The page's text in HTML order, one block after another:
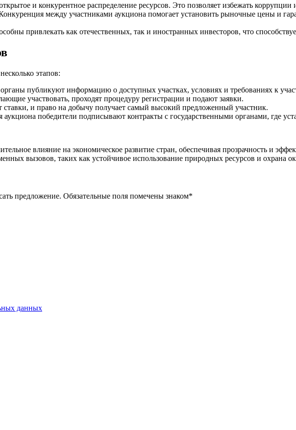
и конкурентное распределение ресурсов. Это позволяет избежать
между участниками аукциона помогает установить рыночные цены и
привлекать как отечественных, так и иностранных инвесторов, что
этапов:
публикуют информацию о доступных участках, условиях и требованиях к
участвовать, проходят процедуру регистрации и подают заявки.
ставки, и право на добычу получает самый высокий предложенный участник.
аукциона победители подписывают контракты с государственными органами, где
влияние на экономическое развитие стран, обеспечивая прозрачность и
вызовов, таких как устойчивое использование природных ресурсов и охрана
предложение. Обязательные поля помечены знаком*
данных